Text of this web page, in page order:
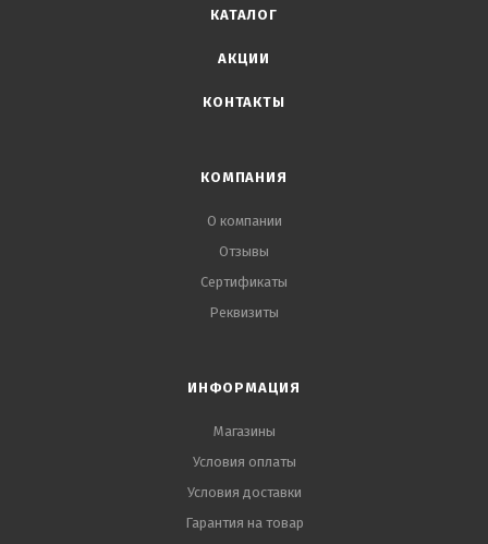
КАТАЛОГ
АКЦИИ
КОНТАКТЫ
КОМПАНИЯ
О компании
Отзывы
Сертификаты
Реквизиты
ИНФОРМАЦИЯ
Магазины
Условия оплаты
Условия доставки
Гарантия на товар